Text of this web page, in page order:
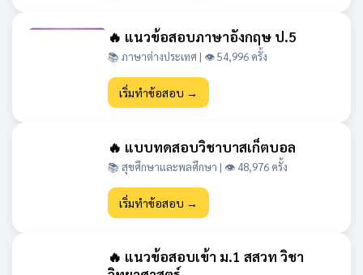
🔥 แนวข้อสอบภาษาอังกฤษ ป.5
📚 ภาษาต่างประเทศ | 👁 54,996 ครั้ง
เริ่มทำข้อสอบ →
🔥 แบบทดสอบวิชาบาสเก็ตบอล
📚 สุขศึกษาและพลศึกษา | 👁 48,976 ครั้ง
เริ่มทำข้อสอบ →
🔥 แนวข้อสอบเข้า ม.1 สสวท วิชา